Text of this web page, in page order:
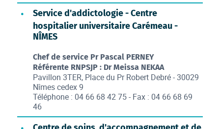
Service d'addictologie - Centre
hospitalier universitaire Carémeau -
NÎMES
Chef de service Pr Pascal PERNEY
Référente RNPSJP : Dr Meissa NEKAA
Pavillon 3TER, Place du Pr Robert Debré - 30029
Nîmes cedex 9
Téléphone : 04 66 68 42 75 - Fax : 04 66 68 69
46